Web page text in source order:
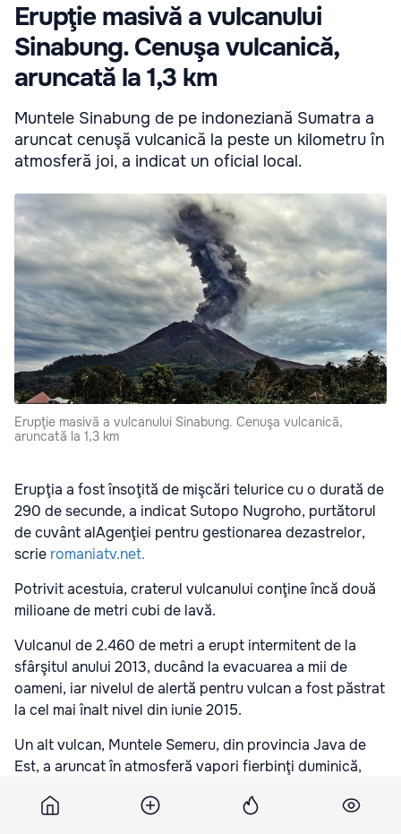
Erupţie masivă a vulcanului
Sinabung. Cenuşa vulcanică,
aruncată la 1,3 km
Muntele Sinabung de pe indoneziană Sumatra a
aruncat cenuşă vulcanică la peste un kilometru în
atmosferă joi, a indicat un oficial local.
Erupţie masivă a vulcanului Sinabung. Cenuşa vulcanică,
aruncată la 1,3 km
Erupţia a fost însoţită de mişcări telurice cu o durată de
290 de secunde, a indicat Sutopo Nugroho, purtătorul
de cuvânt alAgenţiei pentru gestionarea dezastrelor,
scrie romaniatv.net.
Potrivit acestuia, craterul vulcanului conţine încă două
milioane de metri cubi de lavă.
Vulcanul de 2.460 de metri a erupt intermitent de la
sfârşitul anului 2013, ducând la evacuarea a mii de
oameni, iar nivelul de alertă pentru vulcan a fost păstrat
la cel mai înalt nivel din iunie 2015.
Un alt vulcan, Muntele Semeru, din provincia Java de
Est, a aruncat în atmosferă vapori fierbinţi duminică,
după normal.